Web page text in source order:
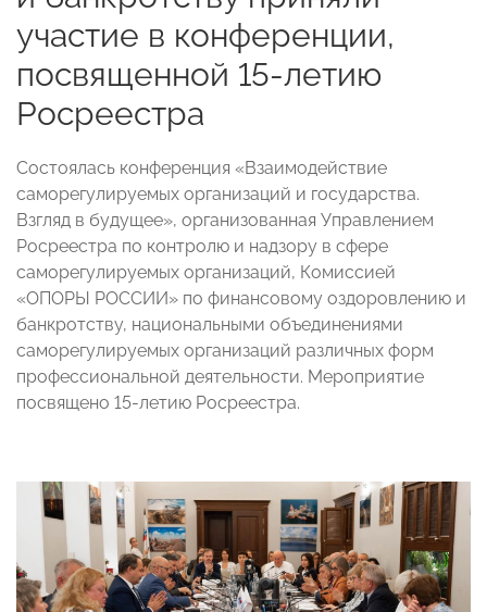
участие в конференции,
посвященной 15-летию
Росреестра
Состоялась конференция «Взаимодействие
саморегулируемых организаций и государства.
Взгляд в будущее», организованная Управлением
Росреестра по контролю и надзору в сфере
саморегулируемых организаций, Комиссией
«ОПОРЫ РОССИИ» по финансовому оздоровлению и
банкротству, национальными объединениями
саморегулируемых организаций различных форм
профессиональной деятельности. Мероприятие
посвящено 15-летию Росреестра.